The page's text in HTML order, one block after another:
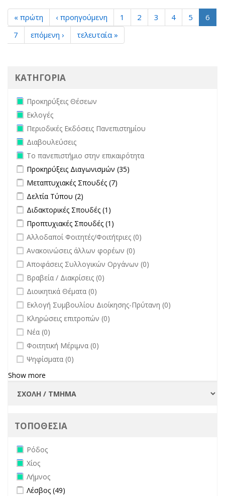
« πρώτη ‹ προηγούμενη 1 2 3 4 5
6
7
επόμενη › τελευταία »
ΚΑΤΗΓΟΡΙΑ
Remove Προκηρύξεις Θέσεων filter
Προκηρύξεις Θέσεων
Remove Εκλογές filter
Εκλογές
Remove Περιοδικές Εκδόσεις Πανεπιστημίου filter
Περιοδικές Εκδόσεις Πανεπιστημίου
Remove Διαβουλεύσεις filter
Διαβουλεύσεις
Remove Το πανεπιστήμιο στην επικαιρότητα filter
Το πανεπιστήμιο στην επικαιρότητα
Apply Προκηρύξεις Διαγωνισμών filter
Προκηρύξεις Διαγωνισμών (35)
Apply Μεταπτυχιακές Σπουδές filter
Μεταπτυχιακές Σπουδές (7)
Apply Δελτία Τύπου filter
Δελτία Τύπου (2)
Apply Διδακτορικές Σπουδές filter
Διδακτορικές Σπουδές (1)
Apply Προπτυχιακές Σπουδές filter
Προπτυχιακές Σπουδές (1)
undefined
Αλλοδαποί Φοιτητές/Φοιτήτριες (0)
undefined
Ανακοινώσεις άλλων φορέων (0)
undefined
Αποφάσεις Συλλογικών Οργάνων (0)
undefined
Βραβεία / Διακρίσεις (0)
undefined
Διοικητικά Θέματα (0)
undefined
Εκλογή Συμβουλίου Διοίκησης-Πρύτανη (0)
undefined
Κληρώσεις επιτροπών (0)
undefined
Νέα (0)
undefined
Φοιτητική Μέριμνα (0)
undefined
Ψηφίσματα (0)
Show more
ΤΟΠΟΘΕΣΙΑ
Remove Ρόδος filter
Ρόδος
Remove Χίος filter
Χίος
Remove Λήμνος filter
Λήμνος
Apply Λέσβος filter
Λέσβος (49)